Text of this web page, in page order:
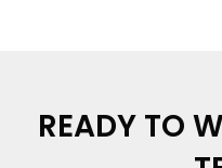
READY TO